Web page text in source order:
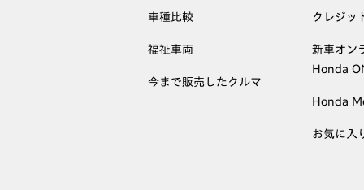
車種比較
福祉車両
今まで販売したクルマ
クレジッ
新車オン
Honda
Honda
お気に入